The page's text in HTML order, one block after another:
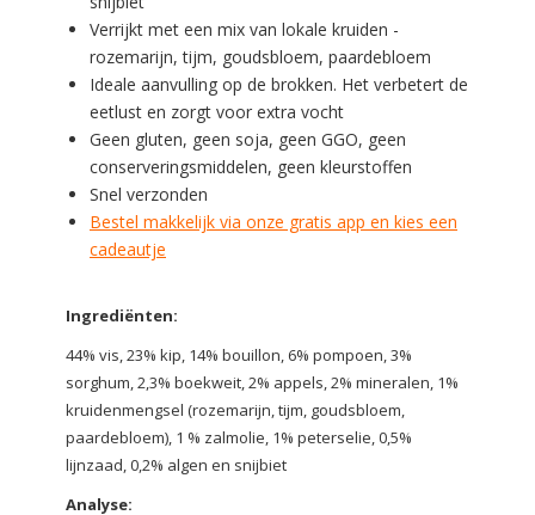
Verrijkt met een mix van lokale kruiden -
rozemarijn, tijm, goudsbloem, paardebloem
Ideale aanvulling op de brokken. Het verbetert de
eetlust en zorgt voor extra vocht
Geen gluten, geen soja, geen GGO, geen
conserveringsmiddelen, geen kleurstoffen
Snel verzonden
Bestel makkelijk via onze gratis app en kies een
cadeautje
Ingrediënten:
44% vis, 23% kip, 14% bouillon, 6% pompoen, 3%
sorghum, 2,3% boekweit, 2% appels, 2% mineralen, 1%
kruidenmengsel (rozemarijn, tijm, goudsbloem,
paardebloem), 1 % zalmolie, 1% peterselie, 0,5%
lijnzaad, 0,2% algen en snijbiet
Analyse: